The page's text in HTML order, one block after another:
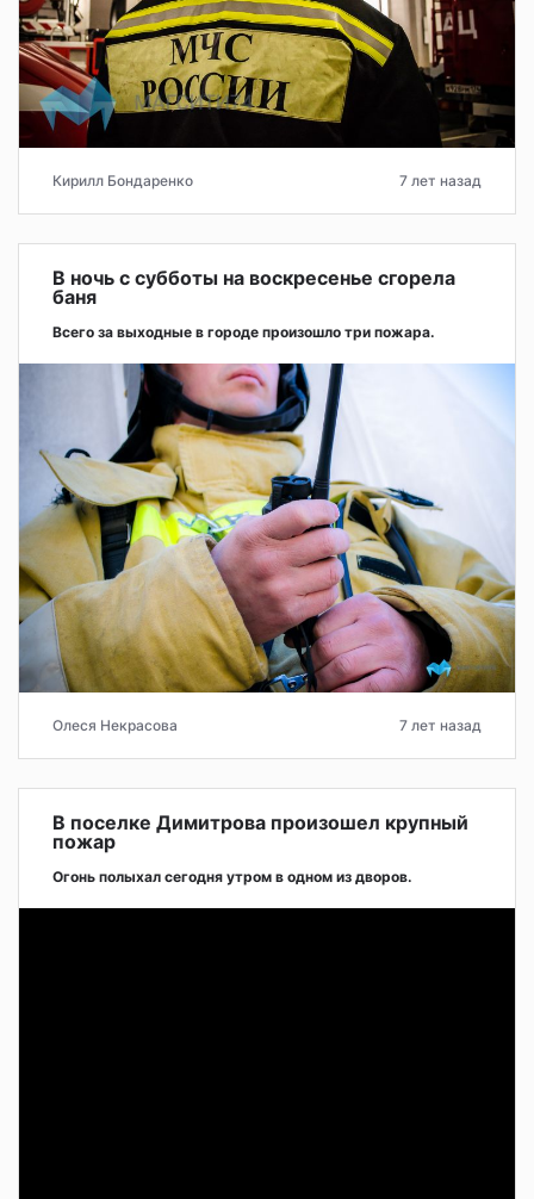
Кирилл Бондаренко 7 лет назад
В ночь с субботы на воскресенье сгорела
баня
Всего за выходные в городе произошло три пожара.
Олеся Некрасова 7 лет назад
В поселке Димитрова произошел крупный
пожар
Огонь полыхал сегодня утром в одном из дворов.